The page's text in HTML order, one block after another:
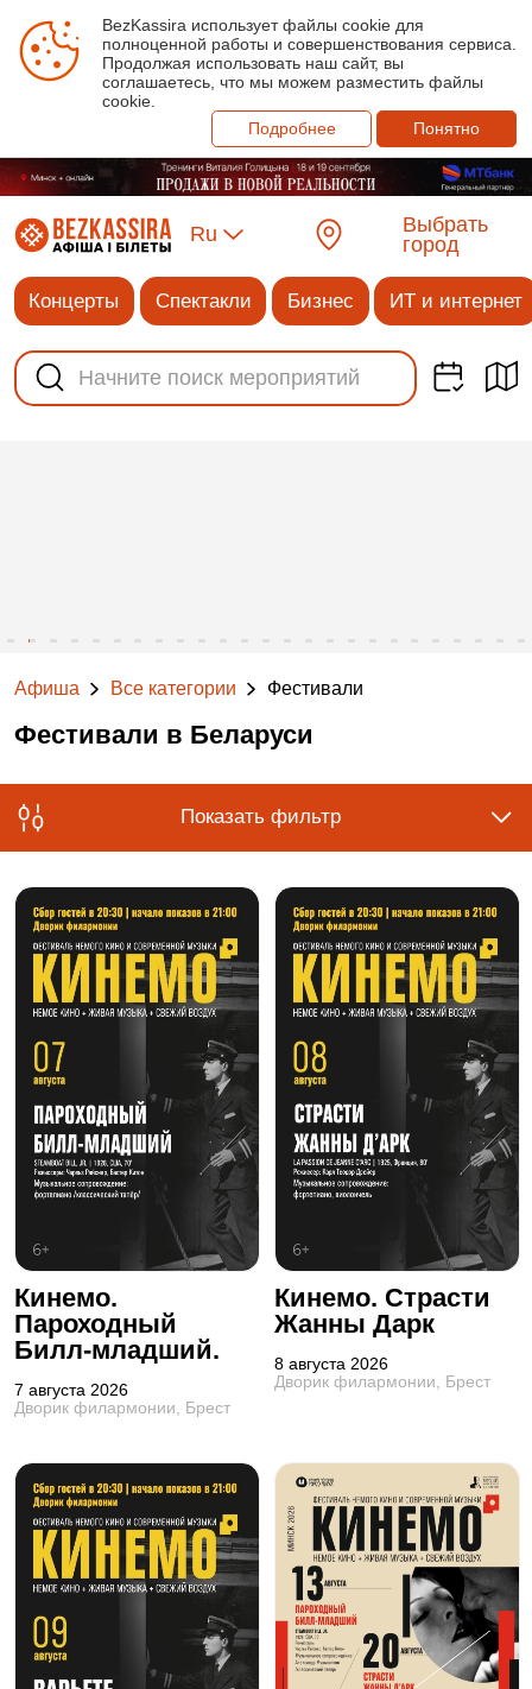
BezKassira использует файлы cookie для
полноценной работы и совершенствования сервиса.
Продолжая использовать наш сайт, вы
соглашаетесь, что мы можем разместить файлы
cookie.
Подробнее
Понятно
Ru
Выбрать
город
Концерты Спектакли Бизнес ИТ и интернет
Афиша Все категории Фестивали
Фестивали в Беларуси
Показать фильтр
Кинемо.
Пароходный
Билл-младший.
7 августа 2026
Дворик филармонии, Брест
Кинемо. Страсти
Жанны Дарк
8 августа 2026
Дворик филармонии, Брест